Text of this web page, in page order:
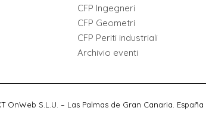
CFP Ingegneri
CFP Geometri
CFP Periti industriali
Archivio eventi
OnWeb S.L.U. – Las Palmas de Gran Canaria. España